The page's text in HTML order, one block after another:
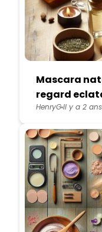
Mascara
regard
HenryGIl y a 2 ans